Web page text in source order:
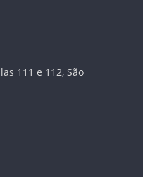
111 e 112, São